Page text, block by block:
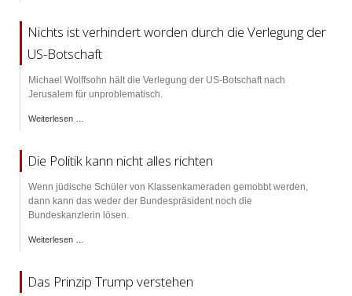
Nichts ist verhindert worden durch die Verlegung der
US-Botschaft
Michael Wolffsohn hält die Verlegung der US-Botschaft nach
Jerusalem für unproblematisch.
Weiterlesen …
Die Politik kann nicht alles richten
Wenn jüdische Schüler von Klassenkameraden gemobbt werden,
dann kann das weder der Bundespräsident noch die
Bundeskanzlerin lösen.
Weiterlesen …
Das Prinzip Trump verstehen